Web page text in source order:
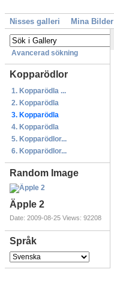
Nisses galleri Mina Bilder
Avancerad sökning
Kopparödlor
1. Kopparödla ...
2. Kopparödla
3. Kopparödla
4. Kopparödla
5. Kopparödlor...
6. Kopparödlor...
Random Image
Äpple 2
Date: 2009-08-25Views: 92208
Språk